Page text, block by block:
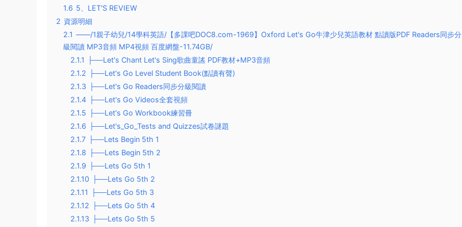
1.6 5、LET'S REVIEW
2 資源明細
2.1 ——/1親子幼兒/14學科英語/【多課吧DOC8.com-1969】Oxford Let's Go牛津少兒英語教材 點讀版PDF Readers同步分
級閱讀 MP3音頻 MP4視頻 百度網盤-11.74GB/
2.1.1
├──Let's Chant Let's Sing歌曲童謠 PDF教材+MP3音頻
2.1.2
├──Let's Go Level Student Book(點讀有聲)
2.1.3
├──Let's Go Readers同步分級閱讀
2.1.4
├──Let's Go Videos全套視頻
2.1.5
├──Let's Go Workbook練習冊
2.1.6
├──Let's_Go_Tests and Quizzes試卷謎題
2.1.7
├──Lets Begin 5th 1
2.1.8
├──Lets Begin 5th 2
2.1.9
├──Lets Go 5th 1
2.1.10
├──Lets Go 5th 2
2.1.11
├──Lets Go 5th 3
2.1.12
├──Lets Go 5th 4
2.1.13
├──Lets Go 5th 5